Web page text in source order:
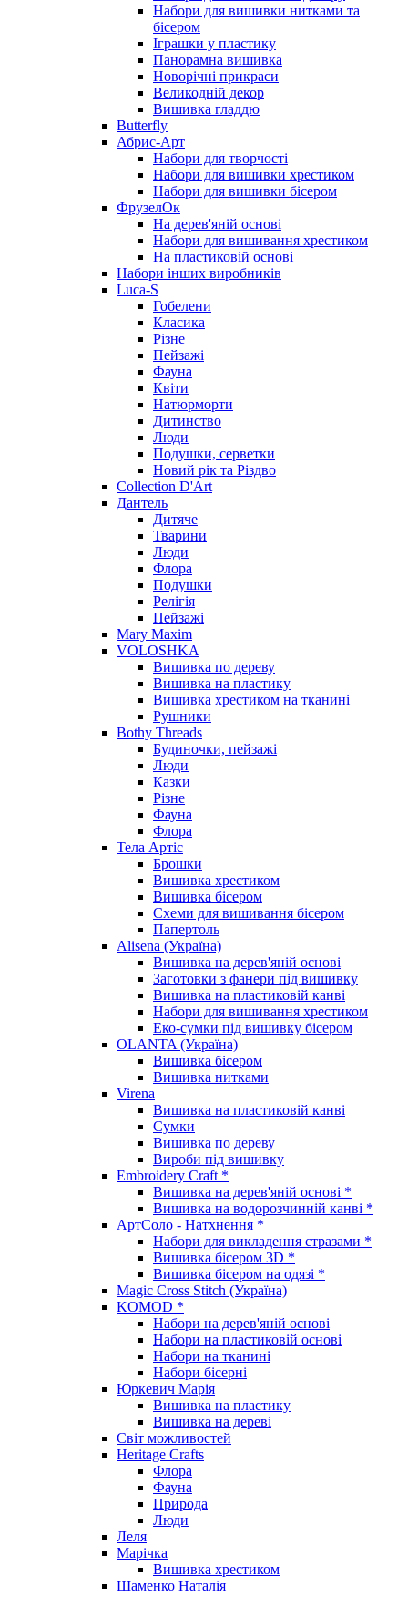
Набори для вишивки нитками та
бісером
Іграшки у пластику
Панорамна вишивка
Новорічні прикраси
Великодній декор
Вишивка гладдю
Butterfly
Абрис-Арт
Набори для творчості
Набори для вишивки хрестиком
Набори для вишивки бісером
ФрузелОк
На дерев'яній основі
Набори для вишивання хрестиком
На пластиковій основі
Набори інших виробників
Luca-S
Гобелени
Класика
Різне
Пейзажі
Фауна
Квіти
Натюрморти
Дитинство
Люди
Подушки, серветки
Новий рік та Різдво
Collection D'Art
Дантель
Дитяче
Тварини
Люди
Флора
Подушки
Релігія
Пейзажі
Mary Maxim
VOLOSHKA
Вишивка по дереву
Вишивка на пластику
Вишивка хрестиком на тканині
Рушники
Bothy Threads
Будиночки, пейзажі
Люди
Казки
Різне
Фауна
Флора
Тела Артіс
Брошки
Вишивка хрестиком
Вишивка бісером
Схеми для вишивання бісером
Папертоль
Alisena (Україна)
Вишивка на дерев'яній основі
Заготовки з фанери під вишивку
Вишивка на пластиковій канві
Набори для вишивання хрестиком
Еко-сумки під вишивку бісером
OLANTA (Україна)
Вишивка бісером
Вишивка нитками
Virena
Вишивка на пластиковій канві
Сумки
Вишивка по дереву
Вироби під вишивку
Embroidery Craft *
Вишивка на дерев'яній основі *
Вишивка на водорозчинній канві *
АртСоло - Натхнення *
Набори для викладення стразами *
Вишивка бісером 3D *
Вишивка бісером на одязі *
Magic Cross Stitch (Україна)
KOMOD *
Набори на дерев'яній основі
Набори на пластиковій основі
Набори на тканині
Набори бісерні
Юркевич Марія
Вишивка на пластику
Вишивка на дереві
Світ можливостей
Heritage Crafts
Флора
Фауна
Природа
Люди
Леля
Марічка
Вишивка хрестиком
Шаменко Наталія